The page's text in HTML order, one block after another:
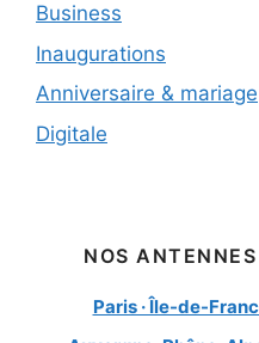
Business
Inaugurations
Anniversaire & mariage
Digitale
NOS
Paris · Île-de-